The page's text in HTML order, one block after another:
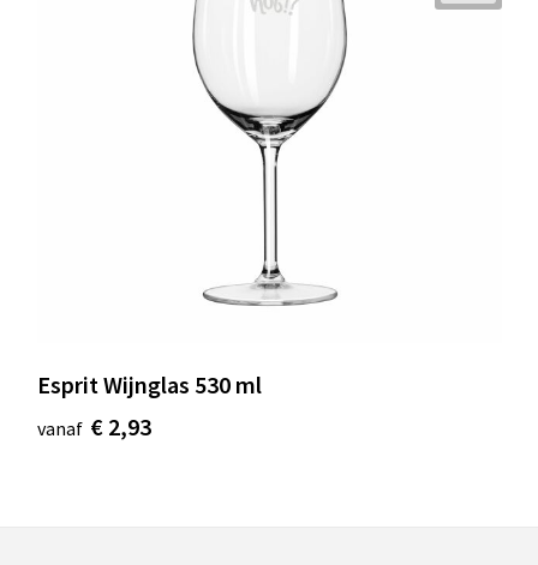
Esprit Wijnglas 530 ml
vanaf € 2,93